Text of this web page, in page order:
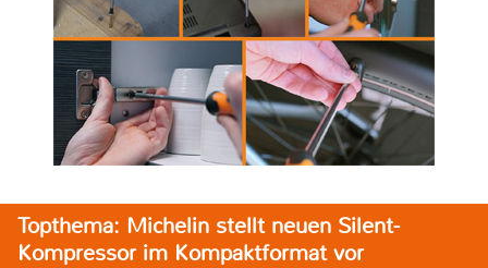
Topthema: Michelin stellt neuen Silent-
Kompressor im Kompaktformat vor